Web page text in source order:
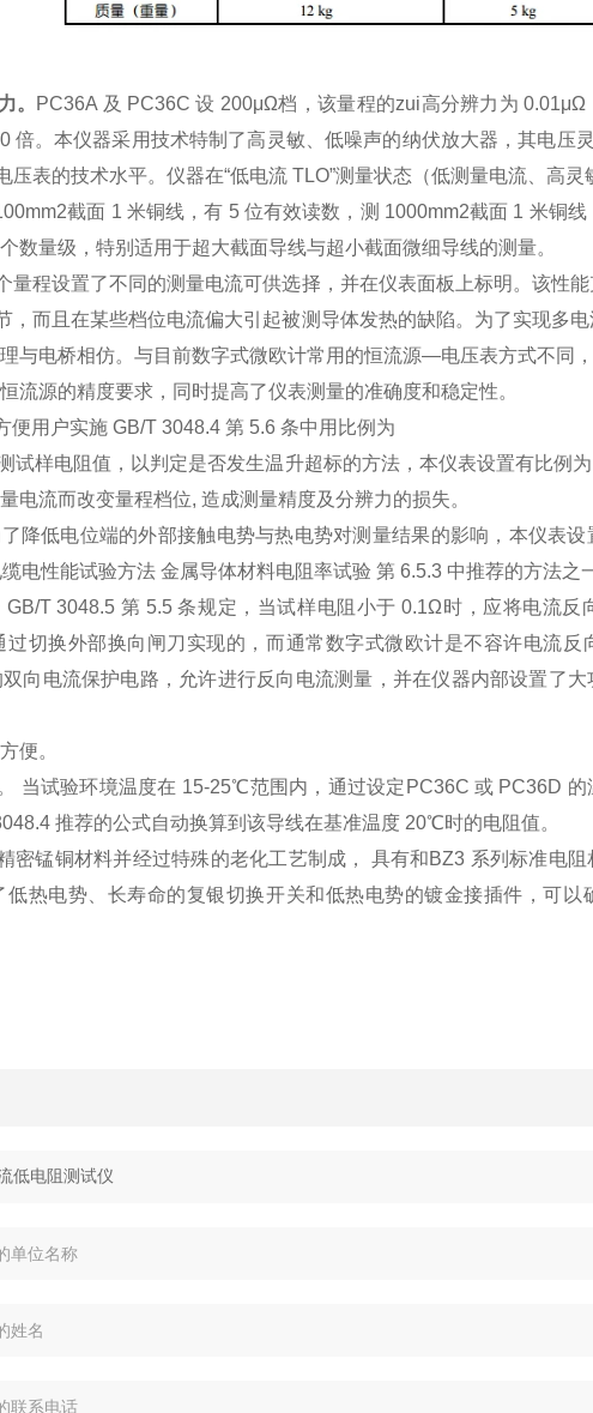
。
PC36A 及 PC36C 设 200μΩ档，该量程的zui高分辨力为
倍。本仪器采用技术特制了高灵敏、低噪声的纳伏放大器，其电压
压表的技术水平。仪器在“低电流 TLO”测量状态（低测量电流、高
截面 1 米铜线，有 5 位有效读数，测 1000mm2截面 1 米铜
数量级，特别适用于超大截面导线与超小截面微细导线的测量。
量程设置了不同的测量电流可供选择，并在仪表面板上标明。该性
，而且在某些档位电流偏大引起被测导体发热的缺陷。为了实现多
与电桥相仿。与目前数字式微欧计常用的恒流源—电压表方式不同
流源的精度要求，同时提高了仪表测量的准确度和稳定性。
便用户实施 GB/T 3048.4 第 5.6 条中用比例为
试样电阻值，以判定是否发生温升超标的方法，本仪表设置有比例
电流而改变量程档位, 造成测量精度及分辨力的损失。
降低电位端的外部接触电势与热电势对测量结果的影响，本仪表设
电性能试验方法 金属导体材料电阻率试验 第 6.5.3 中推荐的方法之
GB/T 3048.5 第 5.5 条规定，当试样电阻小于 0.1Ω时，应将电流反
切换外部换向闸刀实现的，而通常数字式微欧计是不容许电流反
向电流保护电路，允许进行反向电流测量，并在仪器内部设置了
便。
当试验环境温度在 15-25℃范围内，通过设定PC36C 或 PC36D 的
推荐的公式自动换算到该导线在基准温度 20℃时的电阻值。
密锰铜材料并经过特殊的老化工艺制成， 具有和BZ3 系列标准电
热电势、长寿命的复银切换开关和低热电势的镀金接插件，可以